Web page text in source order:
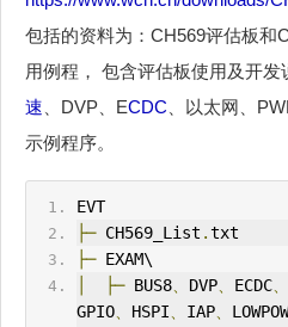
包括的资料为：CH569评估板和
用例程， 包含评估板使用及开发
速 、DVP、ECDC 、以太网、
示例程序。
EVT
├─ CH569_List .txt
├─ EXAM\
├─ BUS8、 DVP、 ECDC、
GPIO、 HSPI IAP、